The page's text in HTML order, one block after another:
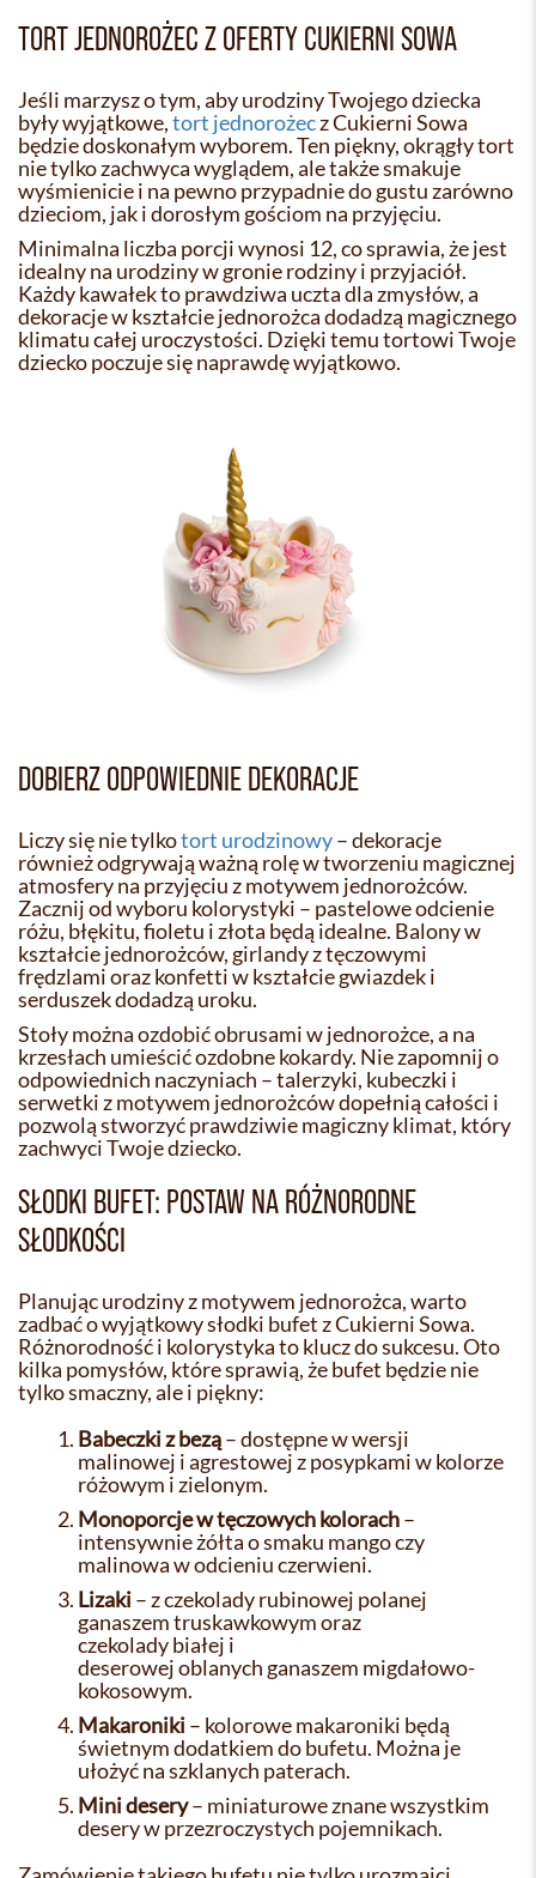
TORT JEDNOROŻEC Z OFERTY CUKIERNI SOWA
Jeśli marzysz o tym, aby urodziny Twojego dziecka
były wyjątkowe,tort jednorożecz Cukierni Sowa
będzie doskonałym wyborem. Ten piękny, okrągły tort
nie tylko zachwyca wyglądem, ale także smakuje
wyśmienicie i na pewno przypadnie do gustu zarówno
dzieciom, jak i dorosłym gościom na przyjęciu.
Minimalna liczba porcji wynosi 12, co sprawia, że jest
idealny na urodziny w gronie rodziny i przyjaciół.
Każdy kawałek to prawdziwa uczta dla zmysłów, a
dekoracje w kształcie jednorożca dodadzą magicznego
klimatu całej uroczystości. Dzięki temu tortowi Twoje
dziecko poczuje się naprawdę wyjątkowo.
DOBIERZ ODPOWIEDNIE DEKORACJE
Liczy się nie tylkotort urodzinowy– dekoracje
również odgrywają ważną rolę w tworzeniu magicznej
atmosfery na przyjęciu z motywem jednorożców.
Zacznij od wyboru kolorystyki – pastelowe odcienie
różu, błękitu, fioletu i złota będą idealne. Balony w
kształcie jednorożców, girlandy z tęczowymi
frędzlami oraz konfetti w kształcie gwiazdek i
serduszek dodadzą uroku.
Stoły można ozdobić obrusami w jednorożce, a na
krzesłach umieścić ozdobne kokardy. Nie zapomnij o
odpowiednich naczyniach – talerzyki, kubeczki i
serwetki z motywem jednorożców dopełnią całości i
pozwolą stworzyć prawdziwie magiczny klimat, który
zachwyci Twoje dziecko.
SŁODKI BUFET: POSTAW NA RÓŻNORODNE
SŁODKOŚCI
Planując urodziny z motywem jednorożca, warto
zadbać o wyjątkowy słodki bufet z Cukierni Sowa.
Różnorodność i kolorystyka to klucz do sukcesu. Oto
kilka pomysłów, które sprawią, że bufet będzie nie
tylko smaczny, ale i piękny:
Babeczki z bezą– dostępne w wersji
malinowej i agrestowej z posypkami w kolorze
różowym i zielonym.
Monoporcje w tęczowych kolorach–
intensywnie żółta o smaku mango czy
malinowa w odcieniu czerwieni.
Lizaki– z czekolady rubinowej polanej
ganaszem truskawkowym oraz
czekolady białej i
deserowej oblanych ganaszem migdałowo-
kokosowym.
Makaroniki– kolorowe makaroniki będą
świetnym dodatkiem do bufetu. Można je
ułożyć na szklanych paterach.
Mini desery– miniaturowe znane wszystkim
desery w przezroczystych pojemnikach.